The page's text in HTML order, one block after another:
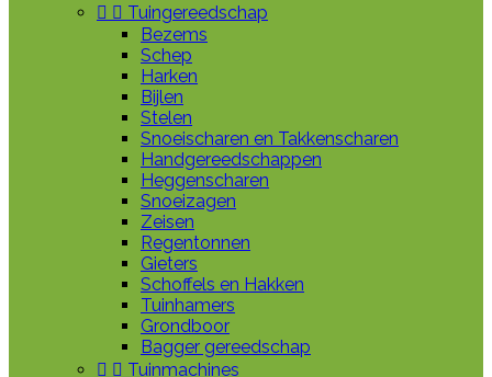
  Tuingereedschap
Bezems
Schep
Harken
Bijlen
Stelen
Snoeischaren en Takkenscharen
Handgereedschappen
Heggenscharen
Snoeizagen
Zeisen
Regentonnen
Gieters
Schoffels en Hakken
Tuinhamers
Grondboor
Bagger gereedschap
  Tuinmachines